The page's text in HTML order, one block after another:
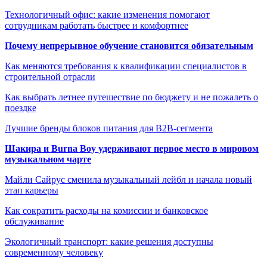
Технологичный офис: какие изменения помогают
сотрудникам работать быстрее и комфортнее
Почему непрерывное обучение становится обязательным
Как меняются требования к квалификации специалистов в
строительной отрасли
Как выбрать летнее путешествие по бюджету и не пожалеть о
поездке
Лучшие бренды блоков питания для B2B-сегмента
Шакира и Burna Boy удерживают первое место в мировом
музыкальном чарте
Майли Сайрус сменила музыкальный лейбл и начала новый
этап карьеры
Как сократить расходы на комиссии и банковское
обслуживание
Экологичный транспорт: какие решения доступны
современному человеку